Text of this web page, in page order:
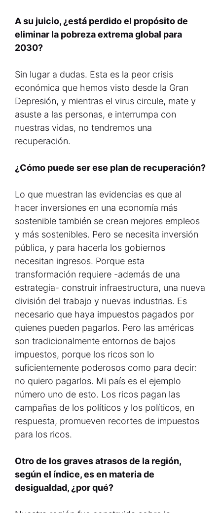
A su juicio, ¿está perdido el propósito de
eliminar la pobreza extrema global para
2030?
Sin lugar a dudas. Esta es la peor crisis
económica que hemos visto desde la Gran
Depresión, y mientras el virus circule, mate y
asuste a las personas, e interrumpa con
nuestras vidas, no tendremos una
recuperación.
¿Cómo puede ser ese plan de recuperación?
Lo que muestran las evidencias es que al
hacer inversiones en una economía más
sostenible también se crean mejores empleos
y más sostenibles. Pero se necesita inversión
pública, y para hacerla los gobiernos
necesitan ingresos. Porque esta
transformación requiere -además de una
estrategia- construir infraestructura, una nueva
división del trabajo y nuevas industrias. Es
necesario que haya impuestos pagados por
quienes pueden pagarlos. Pero las américas
son tradicionalmente entornos de bajos
impuestos, porque los ricos son lo
suficientemente poderosos como para decir:
no quiero pagarlos. Mi país es el ejemplo
número uno de esto. Los ricos pagan las
campañas de los políticos y los políticos, en
respuesta, promueven recortes de impuestos
para los ricos.
Otro de los graves atrasos de la región,
según el índice, es en materia de
desigualdad, ¿por qué?